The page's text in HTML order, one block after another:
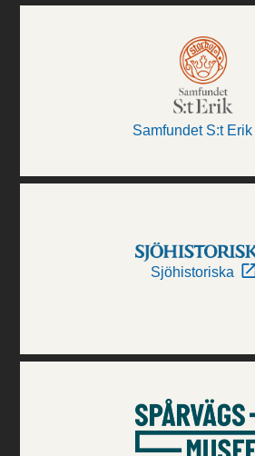
Samfundet S:t Erik
Sjöhistoriska